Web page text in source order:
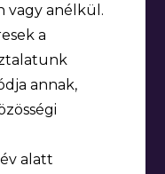
vagy anélkül.
a
annak,
alatt